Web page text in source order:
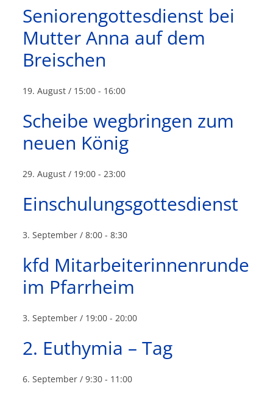
Seniorengottesdienst bei
Mutter Anna auf dem
Breischen
19. August / 15:00 - 16:00
Scheibe wegbringen zum
neuen König
29. August / 19:00 - 23:00
Einschulungsgottesdienst
3. September / 8:00 -8:30
kfd Mitarbeiterinnenrunde
im Pfarrheim
3. September / 19:00 - 20:00
2. Euthymia – Tag
6. September / 9:30 - 11:00